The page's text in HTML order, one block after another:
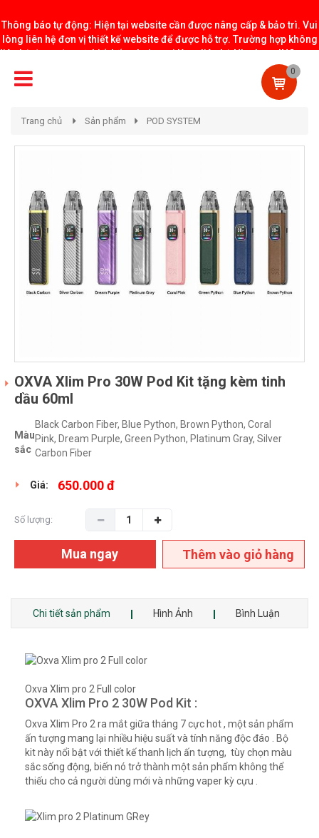
Thông báo tự động: Hiện tại website cần được nâng cấp & bảo trì. Vui
lòng liên hệ đơn vị thiết kế website để được hỗ trợ. Trường hợp không
liên hệ được đơn vị thiết kế website vui lòng liên hệ NhatLongINC.com
0
Trang chủ Sản phẩm POD SYSTEM
OXVA Xlim Pro 30W Pod Kit tặng kèm tinh
dầu 60ml
Màu
sắc
Black Carbon Fiber, Blue Python, Brown Python, Coral
Pink, Dream Purple, Green Python, Platinum Gray, Silver
Carbon Fiber
Giá: 650.000 đ
Số lượng:
Mua ngay Thêm vào giỏ hàng
Chi tiết sản phẩm Hình Ảnh Bình Luận
Oxva Xlim pro 2 Full color
OXVA Xlim Pro 2 30W Pod Kit :
Oxva Xlim Pro 2 ra mắt giữa tháng 7 cực hot , một sản phẩm
ấn tượng mang lại nhiều hiệu suất và tính năng độc đáo . Bộ
kit này nổi bật với thiết kế thanh lịch ấn tượng, tùy chọn màu
sắc sống động, biến nó trở thành một sản phẩm không thể
thiếu cho cả người dùng mới và những vaper kỳ cựu .